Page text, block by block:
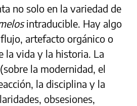
no solo en la variedad de
intraducible. Hay algo
artefacto orgánico o
la vida y la historia. La
la modernidad, el
la disciplina y la
obsesiones,